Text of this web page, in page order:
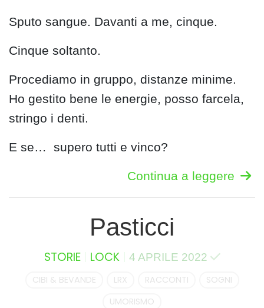
Sputo sangue. Davanti a me, cinque.
Cinque soltanto.
Procediamo in gruppo, distanze minime.
Ho gestito bene le energie, posso farcela,
stringo i denti.
E se… supero tutti e vinco?
Continua a leggere
Pasticci
STORIE LOCK 4 APRILE 2022
CIBI & BEVANDE LRX RACCONTI
SOGNI
UMORISMO